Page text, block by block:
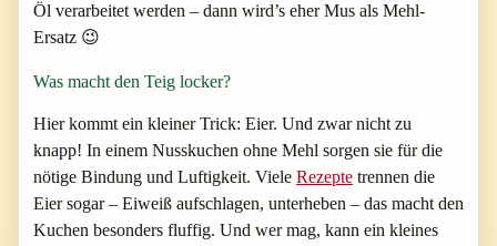
Öl verarbeitet werden – dann wird’s eher Mus als Mehl-
Ersatz 😉
Was macht den Teig locker?
Hier kommt ein kleiner Trick: Eier. Und zwar nicht zu
knapp! In einem Nusskuchen ohne Mehl sorgen sie für die
nötige Bindung und Luftigkeit. Viele Rezepte trennen die
Eier sogar – Eiweiß aufschlagen, unterheben – das macht den
Kuchen besonders fluffig. Und wer mag, kann ein kleines